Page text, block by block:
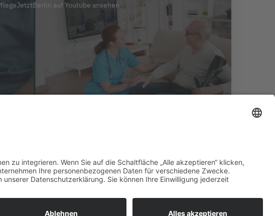
auf Youtube ansehen
Datenschutzbestimmungen bkgev.de |Cookie-Einstellungen|pflege@bkgev.de